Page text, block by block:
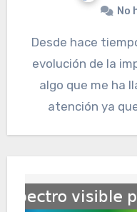
No
Desde hace tiempo sigo con mucho interés la
evolución de la
algo que me ha
atención ya